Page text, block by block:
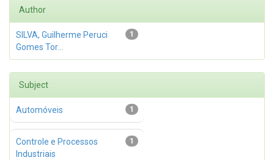
Author
1
SILVA, Guilherme Peruci
Gomes Tor...
Subject
1
Automóveis
1
Controle e Processos
Industriais